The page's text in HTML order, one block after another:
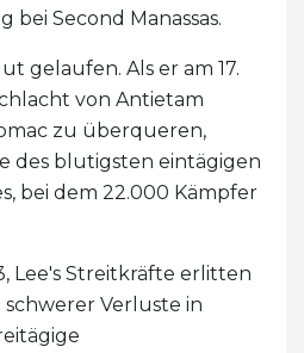
bei Second Manassas.
gelaufen. Als er am 17.
von Antietam
zu überqueren,
des blutigsten eintägigen
bei dem 22.000 Kämpfer
Lee's Streitkräfte erlitten
Verluste in